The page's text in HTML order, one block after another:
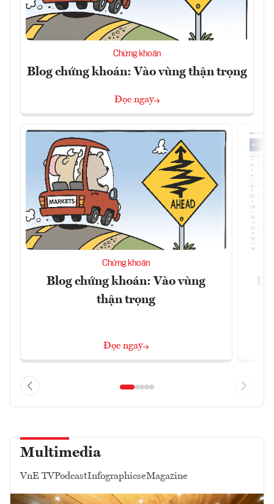
Chứng khoán
Blog chứng khoán: Vào vùng thận trọng
Đọc ngay
Chứng khoán
Blog chứng khoán: Vào vùng
thận trọng
Đọc ngay
Multimedia
VnE TVPodcastInfographicseMagazine